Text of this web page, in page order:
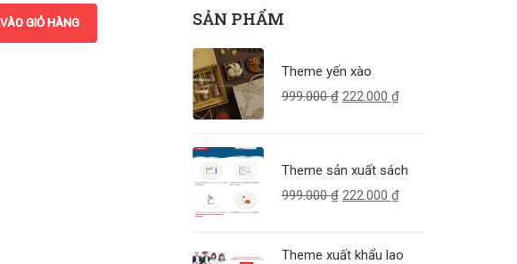
GIỎ HÀNG SẢN PHẨM
Theme yến xào
999.000₫ 222.000 ₫
Theme sản xuất sách
999.000₫ 222.000 ₫
Theme xuất khẩu lao